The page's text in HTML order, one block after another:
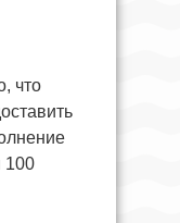
что
100